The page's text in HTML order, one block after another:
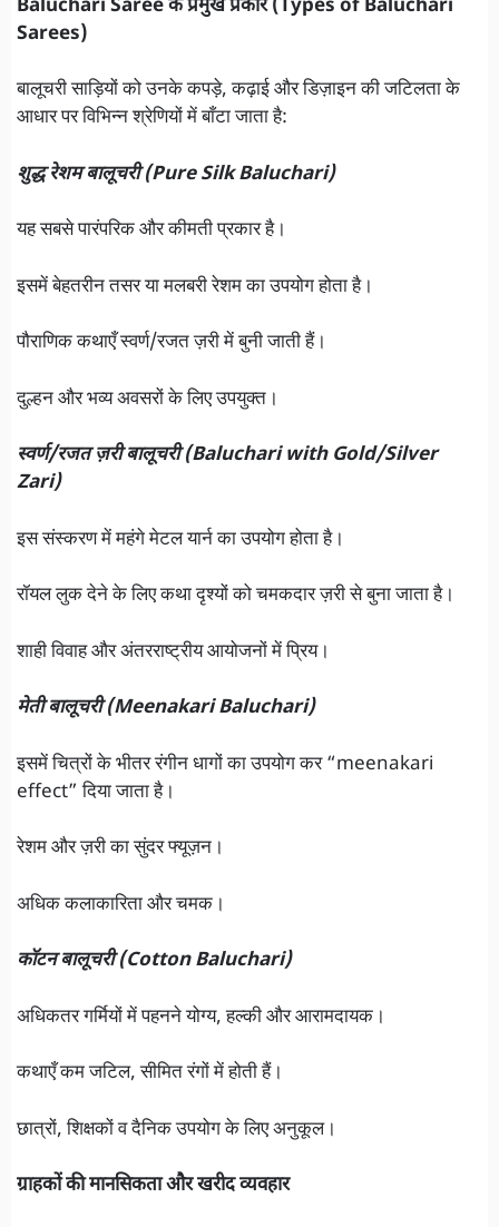
Baluchari Saree के प्रमुख प्रकार (Types of Baluchari
Sarees)
बालूचरी साड़ियों को उनके कपड़े, कढ़ाई और डिज़ाइन की जटिलता के
आधार पर विभिन्न श्रेणियों में बाँटा जाता है:
शुद्ध रेशम बालूचरी (Pure Silk Baluchari)
यह सबसे पारंपरिक और कीमती प्रकार है।
इसमें बेहतरीन तसर या मलबरी रेशम का उपयोग होता है।
पौराणिक कथाएँ स्वर्ण/रजत ज़री में बुनी जाती हैं।
दुल्हन और भव्य अवसरों के लिए उपयुक्त।
स्वर्ण/रजत ज़री बालूचरी (Baluchari with Gold/Silver
Zari)
इस संस्करण में महंगे मेटल यार्न का उपयोग होता है।
रॉयल लुक देने के लिए कथा दृश्यों को चमकदार ज़री से बुना जाता है।
शाही विवाह और अंतरराष्ट्रीय आयोजनों में प्रिय।
मेती बालूचरी (Meenakari Baluchari)
इसमें चित्रों के भीतर रंगीन धागों का उपयोग कर “meenakari
effect” दिया जाता है।
रेशम और ज़री का सुंदर फ्यूज़न।
अधिक कलाकारिता और चमक।
कॉटन बालूचरी (Cotton Baluchari)
अधिकतर गर्मियों में पहनने योग्य, हल्की और आरामदायक।
कथाएँ कम जटिल, सीमित रंगों में होती हैं।
छात्रों, शिक्षकों व दैनिक उपयोग के लिए अनुकूल।
ग्राहकों की मानसिकता और खरीद व्यवहार